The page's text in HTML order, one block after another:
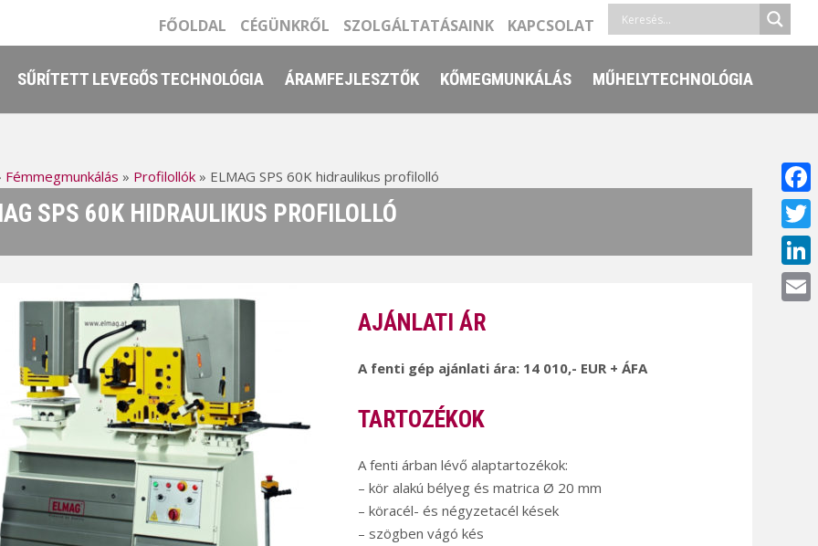
FŐOLDAL CÉGÜNKRŐL SZOLGÁLTATÁSAINK KAPCSOLAT
SŰRÍTETT LEVEGŐS TECHNOLÓGIA ÁRAMFEJLESZTŐK KŐMEGMUNKÁLÁS MŰHELYTECHNOLÓGIA
Fémmegmunkálás » Profilollók» ELMAG SPS 60K hidraulikus profilolló
SPS 60K HIDRAULIKUS PROFILOLLÓ
AJÁNLATI ÁR
A fenti gép ajánlati ára: 14 010,- EUR + ÁFA
TARTOZÉKOK
A fenti árban lévő alaptartozékok:
– kör alakú bélyeg és matrica Ø 20 mm
– köracél- és négyzetacél kések
– szögben vágó kés